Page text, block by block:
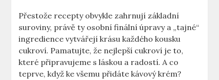
Přestože recepty obvykle zahrnují základní
suroviny, právě ty osobní finální úpravy a „tajné“
ingredience vytvářejí krásu každého kousku
cukroví. Pamatujte, že nejlepší cukroví je to,
které připravujeme s láskou a radostí. A co
teprve, když ke všemu přidáte kávový krém?